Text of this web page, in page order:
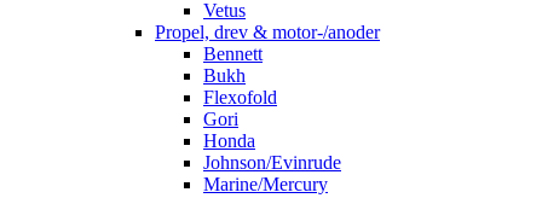
Vetus
Propel, drev & motor-/anoder
Bennett
Bukh
Flexofold
Gori
Honda
Johnson/Evinrude
Marine/Mercury